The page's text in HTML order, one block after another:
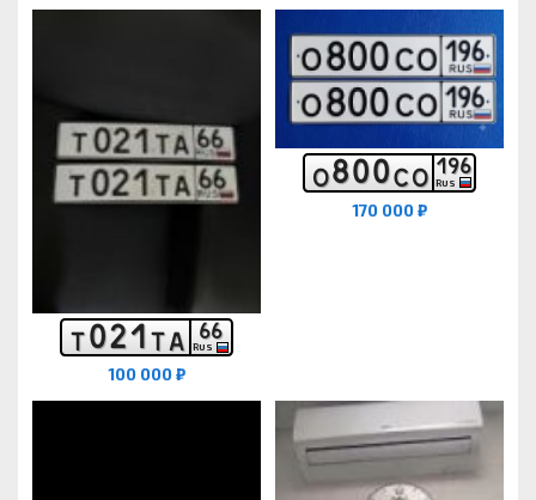
Т021ТА 66
RUS
100 000 ₽
О800СО 196
RUS
170 000 ₽